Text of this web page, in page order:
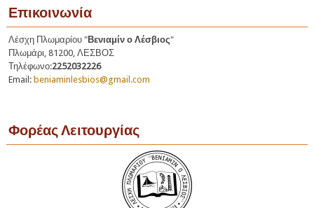
Επικοινωνία
Λέσχη Πλωμαρίου "Βενιαμίν ο Λέσβιος"
Πλωμάρι, 81200, ΛΕΣΒΟΣ
Τηλέφωνο:2252032226
Email: beniaminlesbios@gmail.com
Φορέας Λειτουργίας